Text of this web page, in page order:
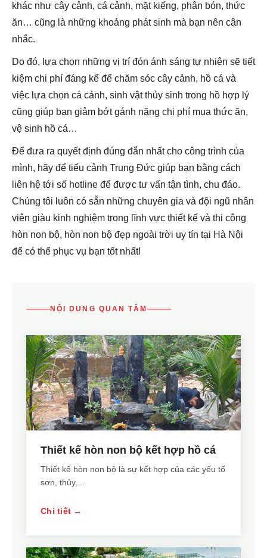
khác như cây cảnh, cá cảnh, mặt kiếng, phân bón, thức
ăn… cũng là những khoảng phát sinh mà bạn nên cân
nhắc.
Do đó, lựa chọn những vị trí đón ánh sáng tự nhiên sẽ tiết
kiệm chi phí đáng kể để chăm sóc cây cảnh, hồ cá và
việc lựa chọn cá cảnh, sinh vật thủy sinh trong hồ hợp lý
cũng giúp bạn giảm bớt gánh nặng chi phí mua thức ăn,
vệ sinh hồ cá…
Để đưa ra quyết định đúng đắn nhất cho công trình của
mình, hãy để tiểu cảnh Trung Đức giúp bạn bằng cách
liên hệ tới số hotline để được tư vấn tận tình, chu đáo.
Chúng tôi luôn có sẵn những chuyên gia và đội ngũ nhân
viên giàu kinh nghiệm trong lĩnh vực thiết kế và thi công
hòn non bộ, hòn non bộ đẹp ngoài trời uy tín tại Hà Nội
để có thể phục vụ bạn tốt nhất!
NỘI DUNG QUAN TÂM
Thiết kế hòn non bộ kết hợp hồ cá
Thiết kế hòn non bộ là sự kết hợp của các yếu tố
sơn, thủy,...
Chi tiết →